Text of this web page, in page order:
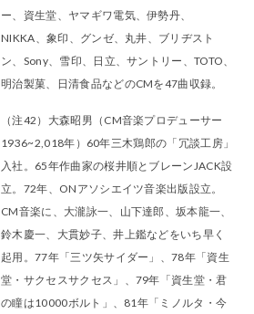
ー、資生堂、ヤマギワ電気、伊勢丹、
NIKKA、象印、グンゼ、丸井、ブリヂスト
ン、Sony、雪印、日立、サントリー、TOTO、
明治製菓、日清食品などのCMを47曲収録。
（注42）大森昭男（CM音楽プロデューサー
1936~2,018年）60年三木鶏郎の「冗談工房」
入社。65年作曲家の桜井順とブレーンJACK設
立。72年、ONアソシエイツ音楽出版設立。
CM音楽に、大瀧詠一、山下達郎、坂本龍一、
鈴木慶一、大貫妙子、井上鑑などをいち早く
起用。77年「三ツ矢サイダー」、78年「資生
堂・サクセスサクセス」、79年「資生堂・君
の瞳は10000ボルト」、81年「ミノルタ・今